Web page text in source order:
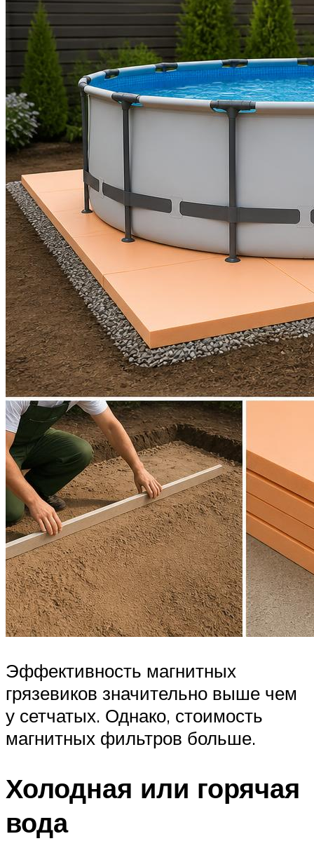
Эффективность магнитных
грязевиков значительно выше чем
у сетчатых. Однако, стоимость
магнитных фильтров больше.
Холодная или горячая
вода